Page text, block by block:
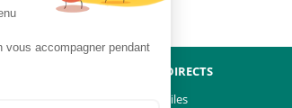
ACCÈS DIRECTS
Liens utiles
vous accompagner pendant